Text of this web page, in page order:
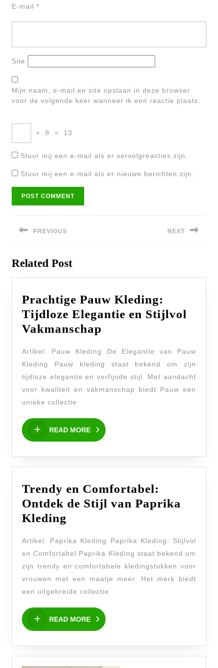
E-mail *
Site
Mijn naam, e-mail en site opslaan in deze browser
voor de volgende keer wanneer ik een reactie plaats.
+ 8 = 13
Stuur mij een e-mail als er vervolgreacties zijn.
Stuur mij een e-mail als er nieuwe berichten zijn.
navigatie
PREVIOUS
post:
NEXT
Related Post
Prachtige Pauw Kleding:
Tijdloze Elegantie en Stijlvol
Vakmanschap
Kleding:
Tijdloze
Elegantie
Vakmanschap
Artikel: Pauw Kleding De Elegantie van Pauw
Kleding Pauw kleding staat bekend om zijn
tijdloze elegantie en verfijnde stijl. Met aandacht
voor kwaliteit en vakmanschap biedt Pauw een
unieke collectie
READ MORE
READ
MORE
Trendy en Comfortabel:
Ontdek de Stijl van Paprika
Kleding
Comfortabel:
Ontdek
de
Stijl
van
Paprika
Kleding
Artikel: Paprika Kleding Paprika Kleding: Stijlvol
en Comfortabel Paprika Kleding staat bekend om
zijn trendy en comfortabele kledingstukken voor
vrouwen met een maatje meer. Het merk biedt
een uitgebreide collectie
READ MORE
READ
MORE